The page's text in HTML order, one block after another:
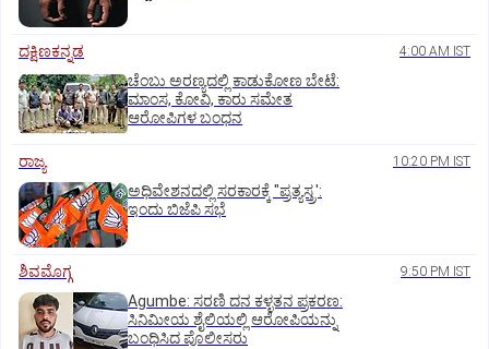
ದಕ್ಷಿಣಕನ್ನಡ 4:00 AM IST
ಚೆಂಬು ಅರಣ್ಯದಲ್ಲಿ ಕಾಡುಕೋಣ ಬೇಟೆ:
ಮಾಂಸ, ಕೋವಿ, ಕಾರು ಸಮೇತ
ಆರೋಪಿಗಳ ಬಂಧನ
ರಾಜ್ಯ 10:20 PM IST
ಅಧಿವೇಶನದಲ್ಲಿ ಸರಕಾರಕ್ಕೆ "ಪ್ರತ್ಯಸ್ತ್ರ':
ಇಂದು ಬಿಜೆಪಿ ಸಭೆ
ಶಿವಮೊಗ್ಗ 9:50 PM IST
Agumbe: ಸರಣಿ ದನ ಕಳ್ಳತನ ಪ್ರಕರಣ:
ಸಿನಿಮೀಯ ಶೈಲಿಯಲ್ಲಿ ಆರೋಪಿಯನ್ನು
ಬಂಧಿಸಿದ ಪೊಲೀಸರು